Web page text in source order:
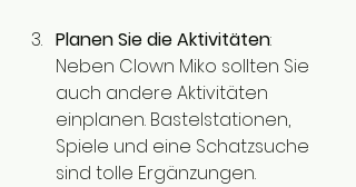
Planen Sie die Aktivitäten:
Neben Clown Miko sollten Sie
auch andere Aktivitäten
einplanen. Bastelstationen,
Spiele und eine Schatzsuche
sind tolle Ergänzungen.